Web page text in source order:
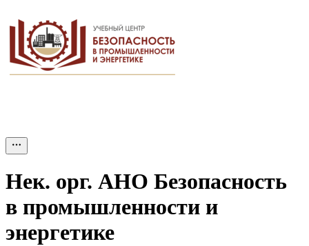
Нек. орг. АНО Безопасность
в промышленности и
энергетике